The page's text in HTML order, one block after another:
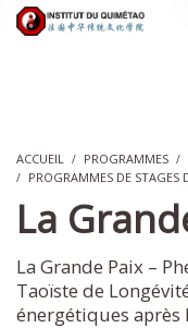
ACCUEIL PROGRAMMES
PROGRAMMES DE STAGES
La
La Grande Paix –
Taoïste de
énergétiques après